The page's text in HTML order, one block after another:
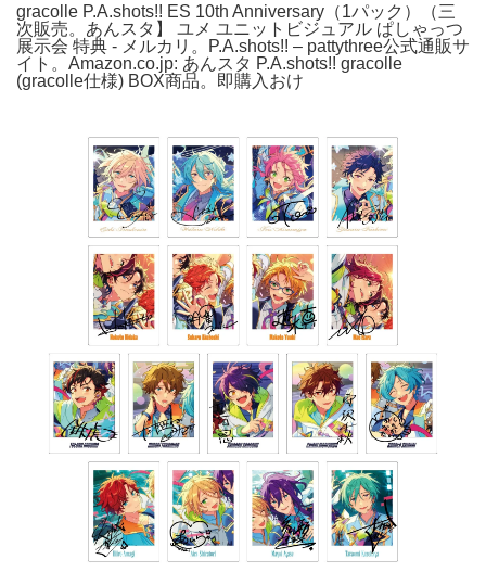
gracolle P.A.shots!! ES 10th Anniversary（1パック）（三
次販売。あんスタ】 ユメ ユニットビジュアル ぱしゃっつ
展示会 特典 - メルカリ。P.A.shots!! – pattythree公式通販サ
イト。Amazon.co.jp: あんスタ P.A.shots!! gracolle
(gracolle仕様) BOX商品。即購入おけ